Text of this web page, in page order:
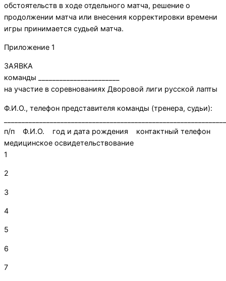
обстоятельств в ходе отдельного матча, решение о
продолжении матча или внесения корректировки времени
игры принимается судьей матча.
Приложение 1
ЗАЯВКА
команды _______________________
на участие в соревнованиях Дворовой лиги русской лапты
Ф.И.О., телефон представителя команды (тренера, судьи):
п/п Ф.И.О. год и дата рождения контактный телефон
медицинское освидетельствование
1
2
3
4
5
6
7